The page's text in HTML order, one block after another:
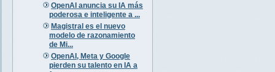
OpenAI anuncia su IA más
poderosa e inteligente a ...
Magistral es el nuevo
modelo de razonamiento
de Mi...
OpenAI, Meta y Google
pierden su talento en IA a